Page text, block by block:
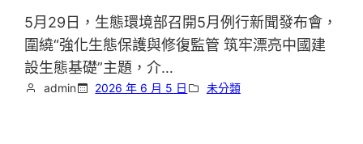
5月29日，生態環境部召開5月例行新聞發布會，
圍繞“強化生態保護與修復監管 筑牢漂亮中國建
設生態基礎”主題，介…
admin 2026 年 6 月 5 日 未分類